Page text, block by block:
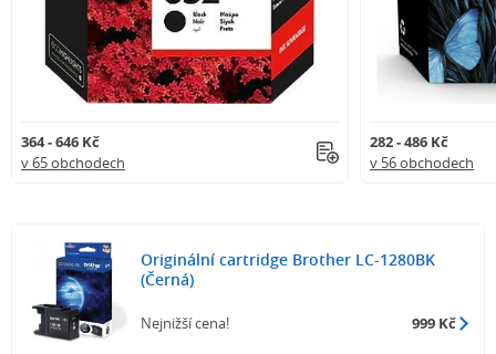
364 - 646 Kč
v 65 obchodech
282 - 486 Kč
v 56 obchodech
Originální cartridge Brother LC-1280BK
(Černá)
Nejnižší cena! 999 Kč